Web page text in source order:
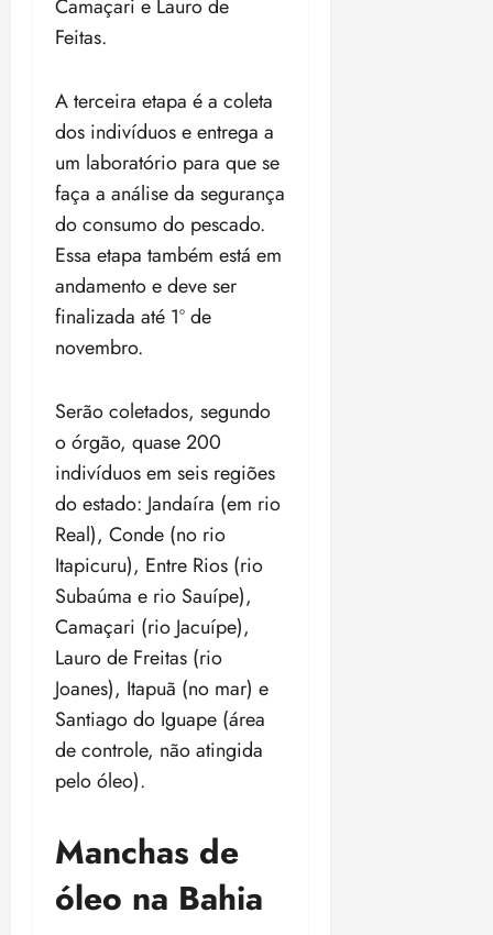
Camaçari e Lauro de
Feitas.
A terceira etapa é a coleta
dos indivíduos e entrega a
um laboratório para que se
faça a análise da segurança
do consumo do pescado.
Essa etapa também está em
andamento e deve ser
finalizada até 1º de
novembro.
Serão coletados, segundo
o órgão, quase 200
indivíduos em seis regiões
do estado: Jandaíra (em rio
Real), Conde (no rio
Itapicuru), Entre Rios (rio
Subaúma e rio Sauípe),
Camaçari (rio Jacuípe),
Lauro de Freitas (rio
Joanes), Itapuã (no mar) e
Santiago do Iguape (área
de controle, não atingida
pelo óleo).
Manchas de
óleo na Bahia